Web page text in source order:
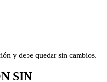
y debe quedar sin cambios.
SIN